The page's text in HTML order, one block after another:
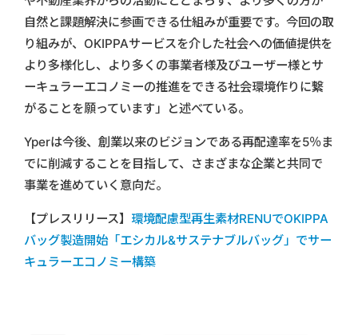
自然と課題解決に参画できる仕組みが重要です。今回の取
り組みが、OKIPPAサービスを介した社会への価値提供を
より多様化し、より多くの事業者様及びユーザー様とサ
ーキュラーエコノミーの推進をできる社会環境作りに繋
がることを願っています」と述べている。
Yperは今後、創業以来のビジョンである再配達率を5％ま
でに削減することを目指して、さまざまな企業と共同で
事業を進めていく意向だ。
【プレスリリース】 環境配慮型再生素材RENUでOKIPPA
バッグ製造開始「エシカル&サステナブルバッグ」でサー
キュラーエコノミー構築